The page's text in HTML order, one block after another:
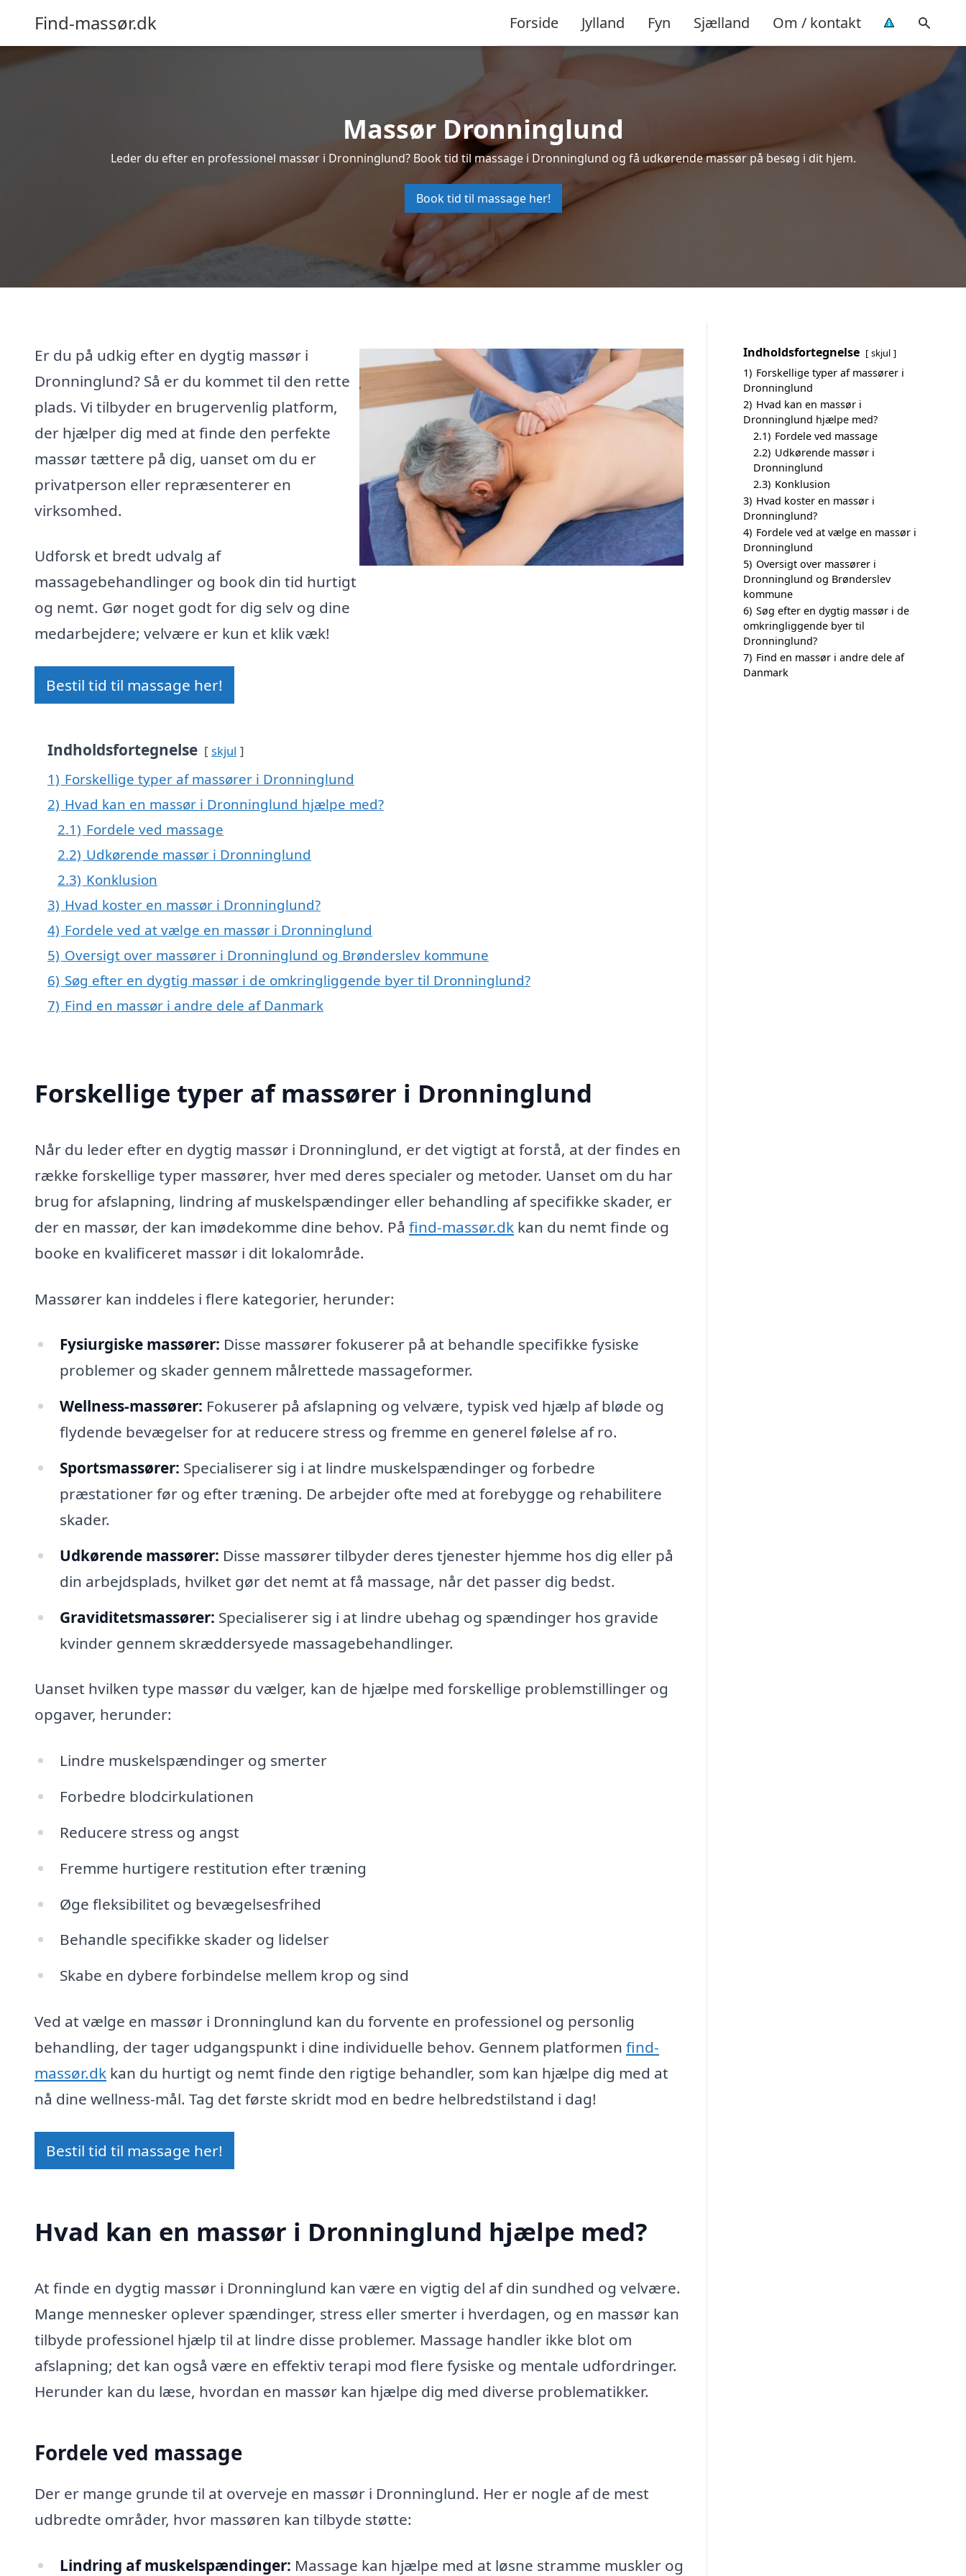
Find-massør.dk Forside Jylland Fyn Sjælland Om / kontakt
Massør Dronninglund
Leder du efter en professionel massør i Dronninglund? Book tid til massage i Dronninglund og få udkørende massør på besøg i dit hjem.
Book tid til massage her!
Er du på udkig efter en dygtig massør i
Dronninglund? Så er du kommet til den rette
plads. Vi tilbyder en brugervenlig platform,
der hjælper dig med at finde den perfekte
massør tættere på dig, uanset om du er
privatperson eller repræsenterer en
virksomhed.
Udforsk et bredt udvalg af
massagebehandlinger og book din tid hurtigt
og nemt. Gør noget godt for dig selv og dine
medarbejdere; velvære er kun et klik væk!
Bestil tid til massage her!
Indholdsfortegnelse skjul
1) Forskellige typer af massører i Dronninglund
2) Hvad kan en massør i Dronninglund hjælpe med?
2.1) Fordele ved massage
2.2) Udkørende massør i Dronninglund
2.3) Konklusion
3) Hvad koster en massør i Dronninglund?
4) Fordele ved at vælge en massør i Dronninglund
5) Oversigt over massører i Dronninglund og Brønderslev kommune
6) Søg efter en dygtig massør i de omkringliggende byer til Dronninglund?
7) Find en massør i andre dele af Danmark
Forskellige typer af massører i Dronninglund
Når du leder efter en dygtig massør i Dronninglund, er det vigtigt at forstå, at der findes en
række forskellige typer massører, hver med deres specialer og metoder. Uanset om du har
brug for afslapning, lindring af muskelspændinger eller behandling af specifikke skader, er
der en massør, der kan imødekomme dine behov. På find-massør.dk kan du nemt finde og
booke en kvalificeret massør i dit lokalområde.
Massører kan inddeles i flere kategorier, herunder:
Fysiurgiske massører: Disse massører fokuserer på at behandle specifikke fysiske
problemer og skader gennem målrettede massageformer.
Wellness-massører: Fokuserer på afslapning og velvære, typisk ved hjælp af bløde og
flydende bevægelser for at reducere stress og fremme en generel følelse af ro.
Sportsmassører: Specialiserer sig i at lindre muskelspændinger og forbedre
præstationer før og efter træning. De arbejder ofte med at forebygge og rehabilitere
skader.
Udkørende massører: Disse massører tilbyder deres tjenester hjemme hos dig eller på
din arbejdsplads, hvilket gør det nemt at få massage, når det passer dig bedst.
Graviditetsmassører: Specialiserer sig i at lindre ubehag og spændinger hos gravide
kvinder gennem skræddersyede massagebehandlinger.
Uanset hvilken type massør du vælger, kan de hjælpe med forskellige problemstillinger og
opgaver, herunder:
Lindre muskelspændinger og smerter
Forbedre blodcirkulationen
Reducere stress og angst
Fremme hurtigere restitution efter træning
Øge fleksibilitet og bevægelsesfrihed
Behandle specifikke skader og lidelser
Skabe en dybere forbindelse mellem krop og sind
Ved at vælge en massør i Dronninglund kan du forvente en professionel og personlig
behandling, der tager udgangspunkt i dine individuelle behov. Gennem platformen find-
massør.dk kan du hurtigt og nemt finde den rigtige behandler, som kan hjælpe dig med at
nå dine wellness-mål. Tag det første skridt mod en bedre helbredstilstand i dag!
Bestil tid til massage her!
Hvad kan en massør i Dronninglund hjælpe med?
At finde en dygtig massør i Dronninglund kan være en vigtig del af din sundhed og velvære.
Mange mennesker oplever spændinger, stress eller smerter i hverdagen, og en massør kan
tilbyde professionel hjælp til at lindre disse problemer. Massage handler ikke blot om
afslapning; det kan også være en effektiv terapi mod flere fysiske og mentale udfordringer.
Herunder kan du læse, hvordan en massør kan hjælpe dig med diverse problematikker.
Fordele ved massage
Der er mange grunde til at overveje en massør i Dronninglund. Her er nogle af de mest
udbredte områder, hvor massøren kan tilbyde støtte:
Lindring af muskelspændinger: Massage kan hjælpe med at løsne stramme muskler og
Indholdsfortegnelse skjul
1) Forskellige typer af massører i
Dronninglund
2) Hvad kan en massør i
Dronninglund hjælpe med?
2.1) Fordele ved massage
2.2) Udkørende massør i
Dronninglund
2.3) Konklusion
3) Hvad koster en massør i
Dronninglund?
4) Fordele ved at vælge en massør i
Dronninglund
5) Oversigt over massører i
Dronninglund og Brønderslev
kommune
6) Søg efter en dygtig massør i de
omkringliggende byer til
Dronninglund?
7) Find en massør i andre dele af
Danmark